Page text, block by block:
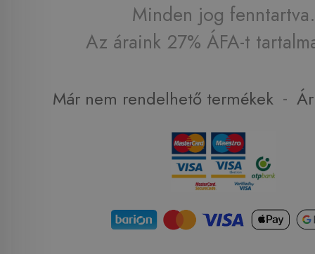
Minden jog fenntartva.
Az áraink 27% ÁFA-t
Már nem rendelhető termékek -